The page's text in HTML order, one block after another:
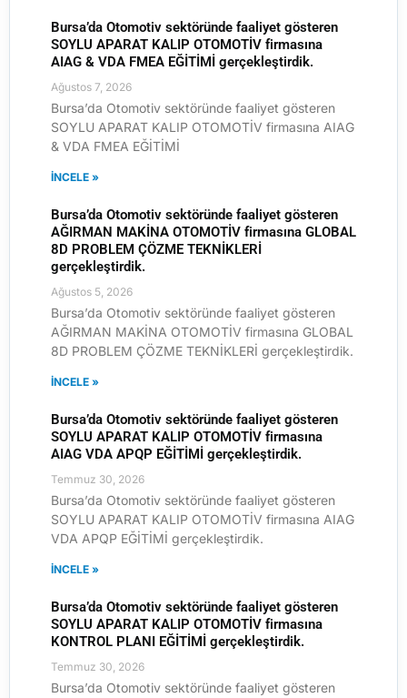
Bursa’da Otomotiv sektöründe faaliyet gösteren
SOYLU APARAT KALIP OTOMOTİV firmasına
AIAG & VDA FMEA EĞİTİMİ gerçekleştirdik.
Ağustos 7, 2026
Bursa’da Otomotiv sektöründe faaliyet gösteren
SOYLU APARAT KALIP OTOMOTİV firmasına AIAG
& VDA FMEA EĞİTİMİ
İNCELE »
Bursa’da Otomotiv sektöründe faaliyet gösteren
AĞIRMAN MAKİNA OTOMOTİV firmasına GLOBAL
8D PROBLEM ÇÖZME TEKNİKLERİ
gerçekleştirdik.
Ağustos 5, 2026
Bursa’da Otomotiv sektöründe faaliyet gösteren
AĞIRMAN MAKİNA OTOMOTİV firmasına GLOBAL
8D PROBLEM ÇÖZME TEKNİKLERİ gerçekleştirdik.
İNCELE »
Bursa’da Otomotiv sektöründe faaliyet gösteren
SOYLU APARAT KALIP OTOMOTİV firmasına
AIAG VDA APQP EĞİTİMİ gerçekleştirdik.
Temmuz 30, 2026
Bursa’da Otomotiv sektöründe faaliyet gösteren
SOYLU APARAT KALIP OTOMOTİV firmasına AIAG
VDA APQP EĞİTİMİ gerçekleştirdik.
İNCELE »
Bursa’da Otomotiv sektöründe faaliyet gösteren
SOYLU APARAT KALIP OTOMOTİV firmasına
KONTROL PLANI EĞİTİMİ gerçekleştirdik.
Temmuz 30, 2026
Bursa’da Otomotiv sektöründe faaliyet gösteren